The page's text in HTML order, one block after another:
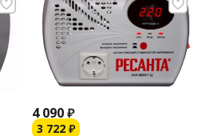
4 090₽
3 722 ₽